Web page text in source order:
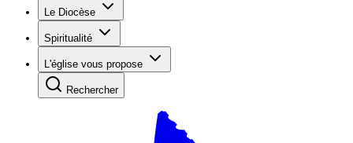
Le Diocèse
Spiritualité
L'église vous propose
Rechercher